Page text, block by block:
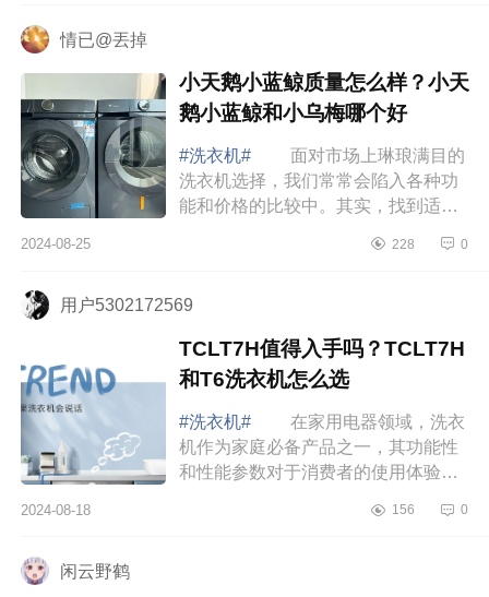
情已@丟掉
小天鹅小蓝鲸质量怎么样？小天
鹅小蓝鲸和小乌梅哪个好
#洗衣机#
面对市场上琳琅满目的
洗衣机选择，我们常常会陷入各种功
能和价格的比较中。其实，找到适合
的考量，而是要找到那个最符合自己
2024-08-25 228 0
用户5302172569
TCLT7H值得入手吗？TCLT7H
和T6洗衣机怎么选
#洗衣机#
在家用电器领域，洗衣
机作为家庭必备产品之一，其功能性
和性能参数对于消费者的使用体验至
TCLT7H值得入手吗？TCLT7H和T6
2024-08-18 156 0
闲云野鹤